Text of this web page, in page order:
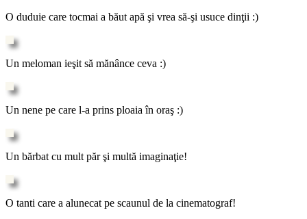
O duduie care tocmai a băut apă şi vrea să-şi usuce dinţii :)
Un meloman ieşit să mănânce ceva :)
Un nene pe care l-a prins ploaia în oraş :)
Un bărbat cu mult păr şi multă imaginaţie!
O tanti care a alunecat pe scaunul de la cinematograf!